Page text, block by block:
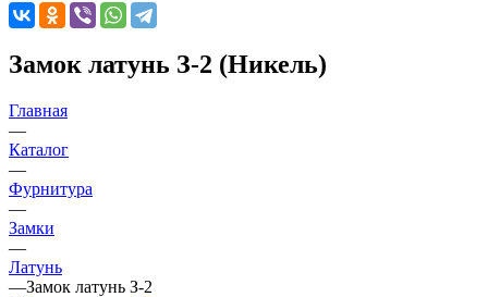
Замок латунь З-2 (Никель)
Главная
—
Каталог
—
Фурнитура
—
Замки
—
Латунь
—Замок латунь З-2